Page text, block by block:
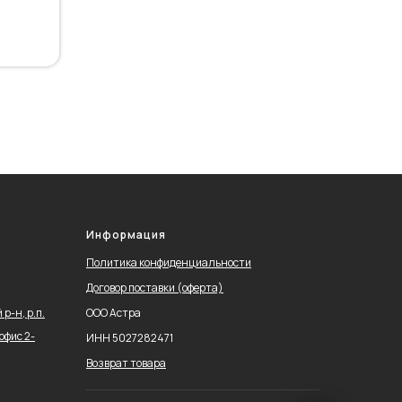
р-н, р.п.
2-
Информация
Политика конфиденциальности
Договор поставки (оферта)
ООО Астра
ИНН 5027282471
Возврат товара